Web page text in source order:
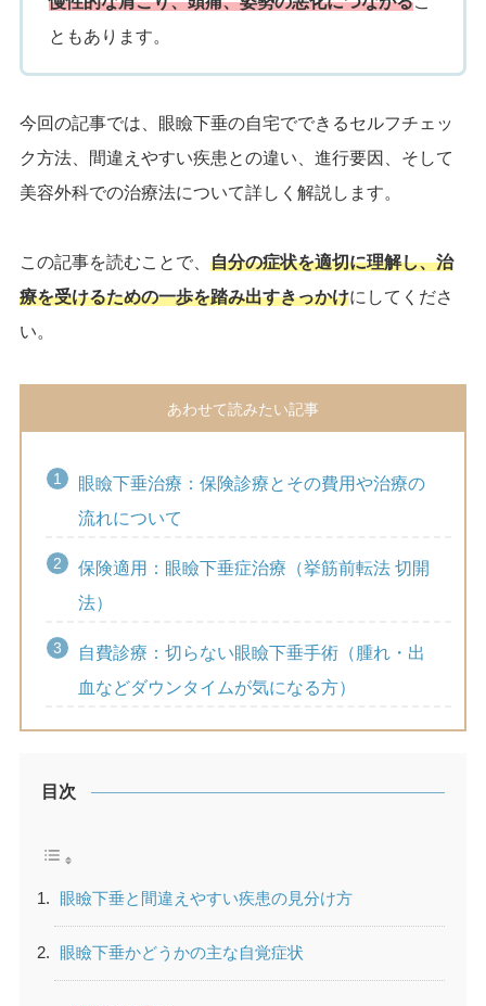
ともあります。
今回の記事では、眼瞼下垂の自宅でできるセルフチェッ
ク方法、間違えやすい疾患との違い、進行要因、そして
美容外科での治療法について詳しく解説します。
この記事を読むことで、 自分の症状を適切に理解し、治
療を受けるための一歩を踏み出すきっかけにしてくださ
い。
あわせて読みたい記事
眼瞼下垂治療：保険診療とその費用や治療の
流れについて
保険適用：眼瞼下垂症治療（挙筋前転法 切開
法）
自費診療：切らない眼瞼下垂手術（腫れ・出
血などダウンタイムが気になる方）
目次
眼瞼下垂と間違えやすい疾患の見分け方
眼瞼下垂かどうかの主な自覚症状